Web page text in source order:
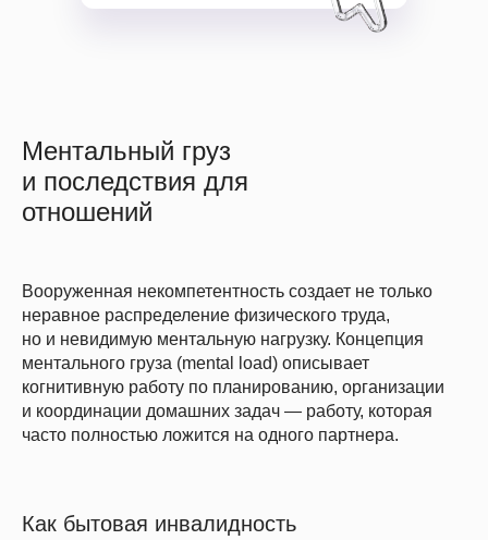
Ментальный груз
и последствия для
отношений
Вооруженная некомпетентность создает не только
неравное распределение физического труда,
но и невидимую ментальную нагрузку. Концепция
ментального груза (mental load) описывает
когнитивную работу по планированию, организации
и координации домашних задач — работу, которая
часто полностью ложится на одного партнера.
Как бытовая инвалидность